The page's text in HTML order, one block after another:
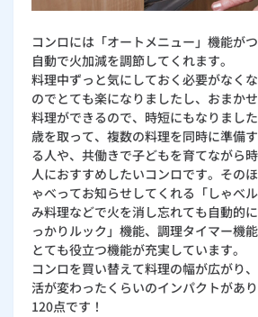
コンロには「オートメニュー」機能が
自動で火加減を調節してくれます。
料理中ずっと気にしておく必要がなく
のでとても楽になりましたし、おまか
料理ができるので、時短にもなりました
歳を取って、複数の料理を同時に準備
る人や、共働きで子どもを育てながら
人におすすめしたいコンロです。その
ゃべってお知らせしてくれる「しゃべ
み料理などで火を消し忘れても自動的
っかりルック」機能、調理タイマー機
とても役立つ機能が充実しています。
コンロを買い替えて料理の幅が広がり
活が変わったくらいのインパクトがあ
120点です！